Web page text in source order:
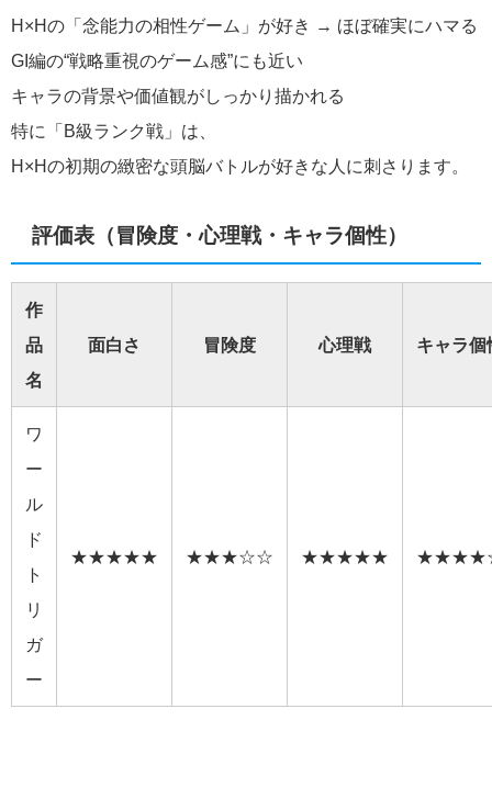
H×Hの「念能力の相性ゲーム」が好き → ほぼ確実にハマる
GI編の“戦略重視のゲーム感”にも近い
キャラの背景や価値観がしっかり描かれる
特に「B級ランク戦」は、
H×Hの初期の緻密な頭脳バトルが好きな人に刺さります。
評価表（冒険度・心理戦・キャラ個性）
作
品
名
面白さ 冒険度 心理戦 キャラ個
ワ
ー
ル
ド
ト
リ
ガ
ー
★★★★★ ★★★☆☆ ★★★★★